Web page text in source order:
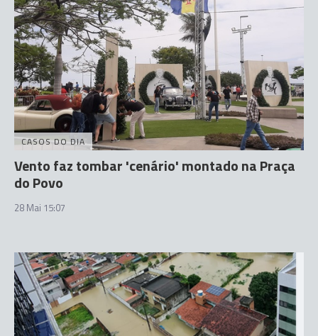
CASOS DO DIA
Vento faz tombar 'cenário' montado na Praça
do Povo
28 Mai 15:07